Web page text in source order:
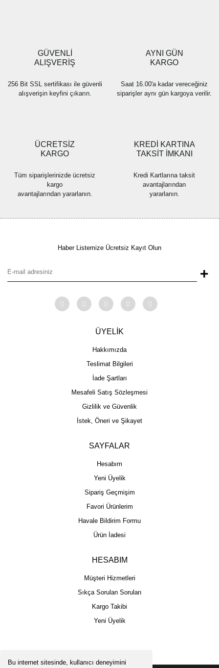
Bu internet sitesinde, kullanıcı deneyimini
Ürün fiyatı diğer sitelerden daha pahalı.
Bu ürüne benzer farklı alternatifler olmalı.
GÜVENLİ
ALIŞVERİŞ
256 Bit SSL sertifikası ile güvenli
alışverişin keyfini çıkarın.
AYNI GÜN
KARGO
Saat 16.00'a kadar vereceğiniz
siparişler aynı gün kargoya verilir.
ÜCRETSİZ
KARGO
Tüm siparişlerinizde ücretsiz
kargo
avantajlarından yararlanın.
KREDİ KARTINA
TAKSİT İMKANI
Kredi Kartlarına taksit
avantajlarından
yararlanın.
Haber Listemize Ücretsiz Kayıt Olun
+
ÜYELİK
Hakkımızda
Teslimat Bilgileri
İade Şartları
Mesafeli Satış Sözleşmesi
Gizlilik ve Güvenlik
İstek, Öneri ve Şikayet
SAYFALAR
Hesabım
Yeni Üyelik
Sipariş Geçmişim
Favori Ürünlerim
Havale Bildirim Formu
Ürün İadesi
HESABIM
Müşteri Hizmetleri
Sıkça Sorulan Soruları
Kargo Takibi
Yeni Üyelik